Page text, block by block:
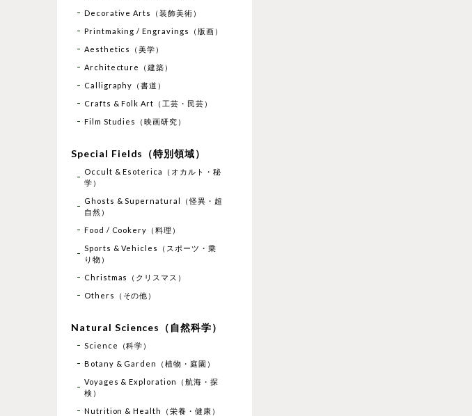
Decorative Arts（装飾美術）
Printmaking / Engravings（版画）
Aesthetics（美学）
Architecture（建築）
Calligraphy（書道）
Crafts & Folk Art（工芸・民芸）
Film Studies（映画研究）
Special Fields（特別領域）
Occult & Esoterica（オカルト・秘
学）
Ghosts & Supernatural（怪異・超
自然）
Food / Cookery（料理）
Sports & Vehicles（スポーツ・乗
り物）
Christmas（クリスマス）
Others（その他）
Natural Sciences（自然科学）
Science（科学）
Botany & Garden（植物・庭園）
Voyages & Exploration（航海・探
検）
Nutrition & Health（栄養・健康）